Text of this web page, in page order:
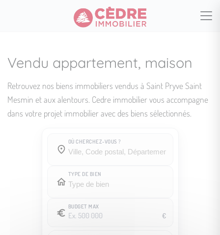
Vendu appartement, maison
Retrouvez nos biens immobiliers vendus à Saint Pryve Saint
Mesmin et aux alentours. Cedre immobilier vous accompagne
dans votre projet immobilier avec des biens sélectionnés.
OÙ CHERCHEZ-VOUS ?
Où cherchez-vous ?
Où cherchez-vous ?
TYPE DE BIEN
BUDGET MAX
€